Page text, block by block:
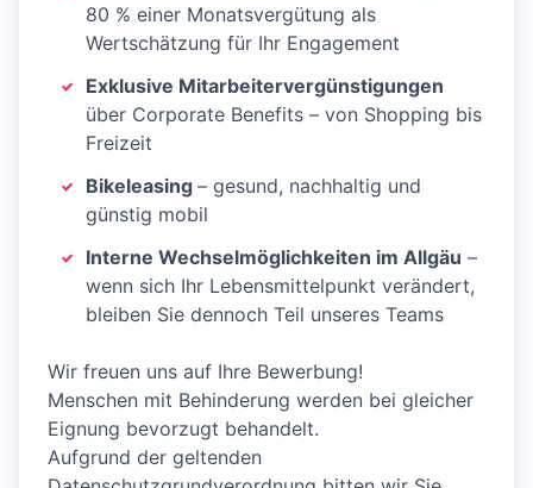
80 % einer Monatsvergütung als
Wertschätzung für Ihr Engagement
Exklusive Mitarbeitervergünstigungen
über Corporate Benefits – von Shopping bis
Freizeit
Bikeleasing – gesund, nachhaltig und
günstig mobil
Interne Wechselmöglichkeiten im Allgäu –
wenn sich Ihr Lebensmittelpunkt verändert,
bleiben Sie dennoch Teil unseres Teams
Wir freuen uns auf Ihre Bewerbung!
Menschen mit Behinderung werden bei gleicher
Eignung bevorzugt behandelt.
Aufgrund der geltenden